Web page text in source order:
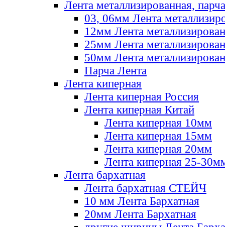
Лента металлизированная, парча
03, 06мм Лента
12мм Лента
25мм Лента
50мм Лента
Парча Лента
Лента киперная
Лента киперная Россия
Лента киперная Китай
Лента киперная 10мм
Лента киперная 15мм
Лента киперная 20мм
Лента киперная 25-
Лента бархатная
Лента бархатная СТЕЙЧ
10 мм Лента Бархатная
20мм Лента Бархатная